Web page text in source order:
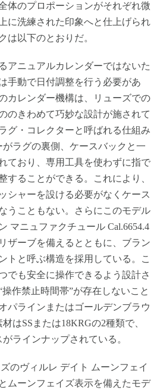
体のプロポーションがそれぞれ微
に洗練された印象へと仕上げられ
は以下のとおりだ。
アニュアルカレンダーではないた
手動で日付調整を行う必要があ
カレンダー機構は、リューズでの
のきわめて巧妙な設計が施されて
グ・コレクターと呼ばれる仕組み
ラグの裏側、ケースバックと一
ており、専用工具を使わずに指で
することができる。これにより、
シャーを設ける必要がなくケース
うこともない。さらにこのモデル
マニュファクチュール Cal.6654.4
ザーブを備えるとともに、ブラン
トと呼ぶ構造を採用している。こ
でも安全に操作できるよう設計さ
作禁止時間帯”が存在しないこと
パラインまたはゴールデンブラウ
はSSまたは18KRGの2種類で、
ラインナップされている。
のヴィルレ デイト ムーンフェイ
ムーンフェイズ表示を備えたモデ